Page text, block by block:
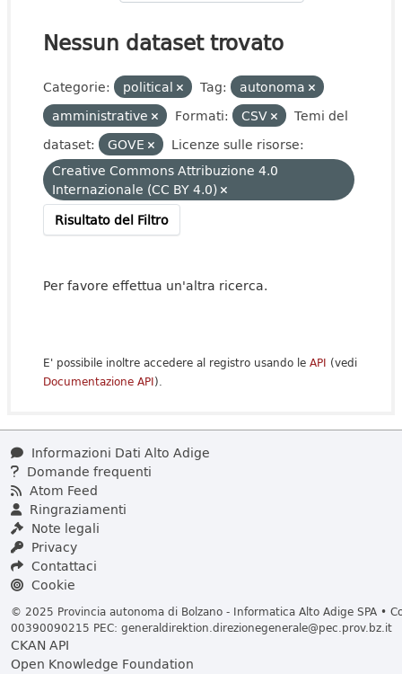
Nessun dataset trovato
Categorie: political Tag:
autonoma
amministrative
Formati: CSV
Temi del
dataset:
GOVE
Licenze sulle risorse:
Creative Commons Attribuzione 4.0
Internazionale (CC BY 4.0)
Risultato del Filtro
Per favore effettua un'altra ricerca.
E' possibile inoltre accedere al registro usando le API (vedi
Documentazione API).
Informazioni Dati Alto Adige
Domande frequenti
Atom Feed
Ringraziamenti
Note legali
Privacy
Contattaci
Cookie
© 2025 Provincia autonoma di Bolzano - Informatica Alto Adige SPA •
00390090215 PEC: generaldirektion.direzionegenerale@pec.prov.bz.it
CKAN API
Open Knowledge Foundation